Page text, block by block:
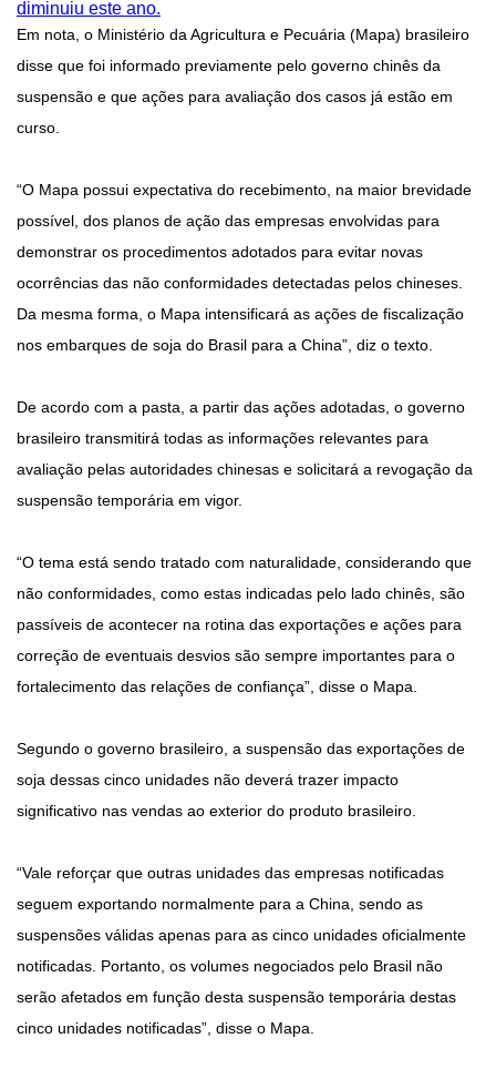
diminuiu este ano.
Em nota, o Ministério da Agricultura e Pecuária (Mapa) brasileiro
disse que foi informado previamente pelo governo chinês da
suspensão e que ações para avaliação dos casos já estão em
curso.
“O Mapa possui expectativa do recebimento, na maior brevidade
possível, dos planos de ação das empresas envolvidas para
demonstrar os procedimentos adotados para evitar novas
ocorrências das não conformidades detectadas pelos chineses.
Da mesma forma, o Mapa intensificará as ações de fiscalização
nos embarques de soja do Brasil para a China”, diz o texto.
De acordo com a pasta, a partir das ações adotadas, o governo
brasileiro transmitirá todas as informações relevantes para
avaliação pelas autoridades chinesas e solicitará a revogação da
suspensão temporária em vigor.
“O tema está sendo tratado com naturalidade, considerando que
não conformidades, como estas indicadas pelo lado chinês, são
passíveis de acontecer na rotina das exportações e ações para
correção de eventuais desvios são sempre importantes para o
fortalecimento das relações de confiança”, disse o Mapa.
Segundo o governo brasileiro, a suspensão das exportações de
soja dessas cinco unidades não deverá trazer impacto
significativo nas vendas ao exterior do produto brasileiro.
“Vale reforçar que outras unidades das empresas notificadas
seguem exportando normalmente para a China, sendo as
suspensões válidas apenas para as cinco unidades oficialmente
notificadas. Portanto, os volumes negociados pelo Brasil não
serão afetados em função desta suspensão temporária destas
cinco unidades notificadas”, disse o Mapa.